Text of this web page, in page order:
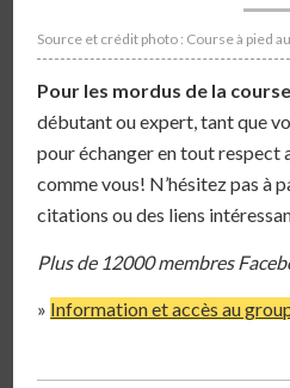
Source et crédit photo : Course à pied
Pour les mordus de la
débutant ou expert, tant que
pour échanger en tout respect
comme vous! N’hésitez pas à
citations ou des liens
Plus de 12000 membres
» Information et accès au